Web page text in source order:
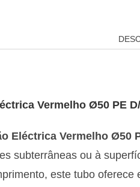
Vermelho Ø50 PE
Eléctrica Vermelho Ø50
subterrâneas ou à
este tubo